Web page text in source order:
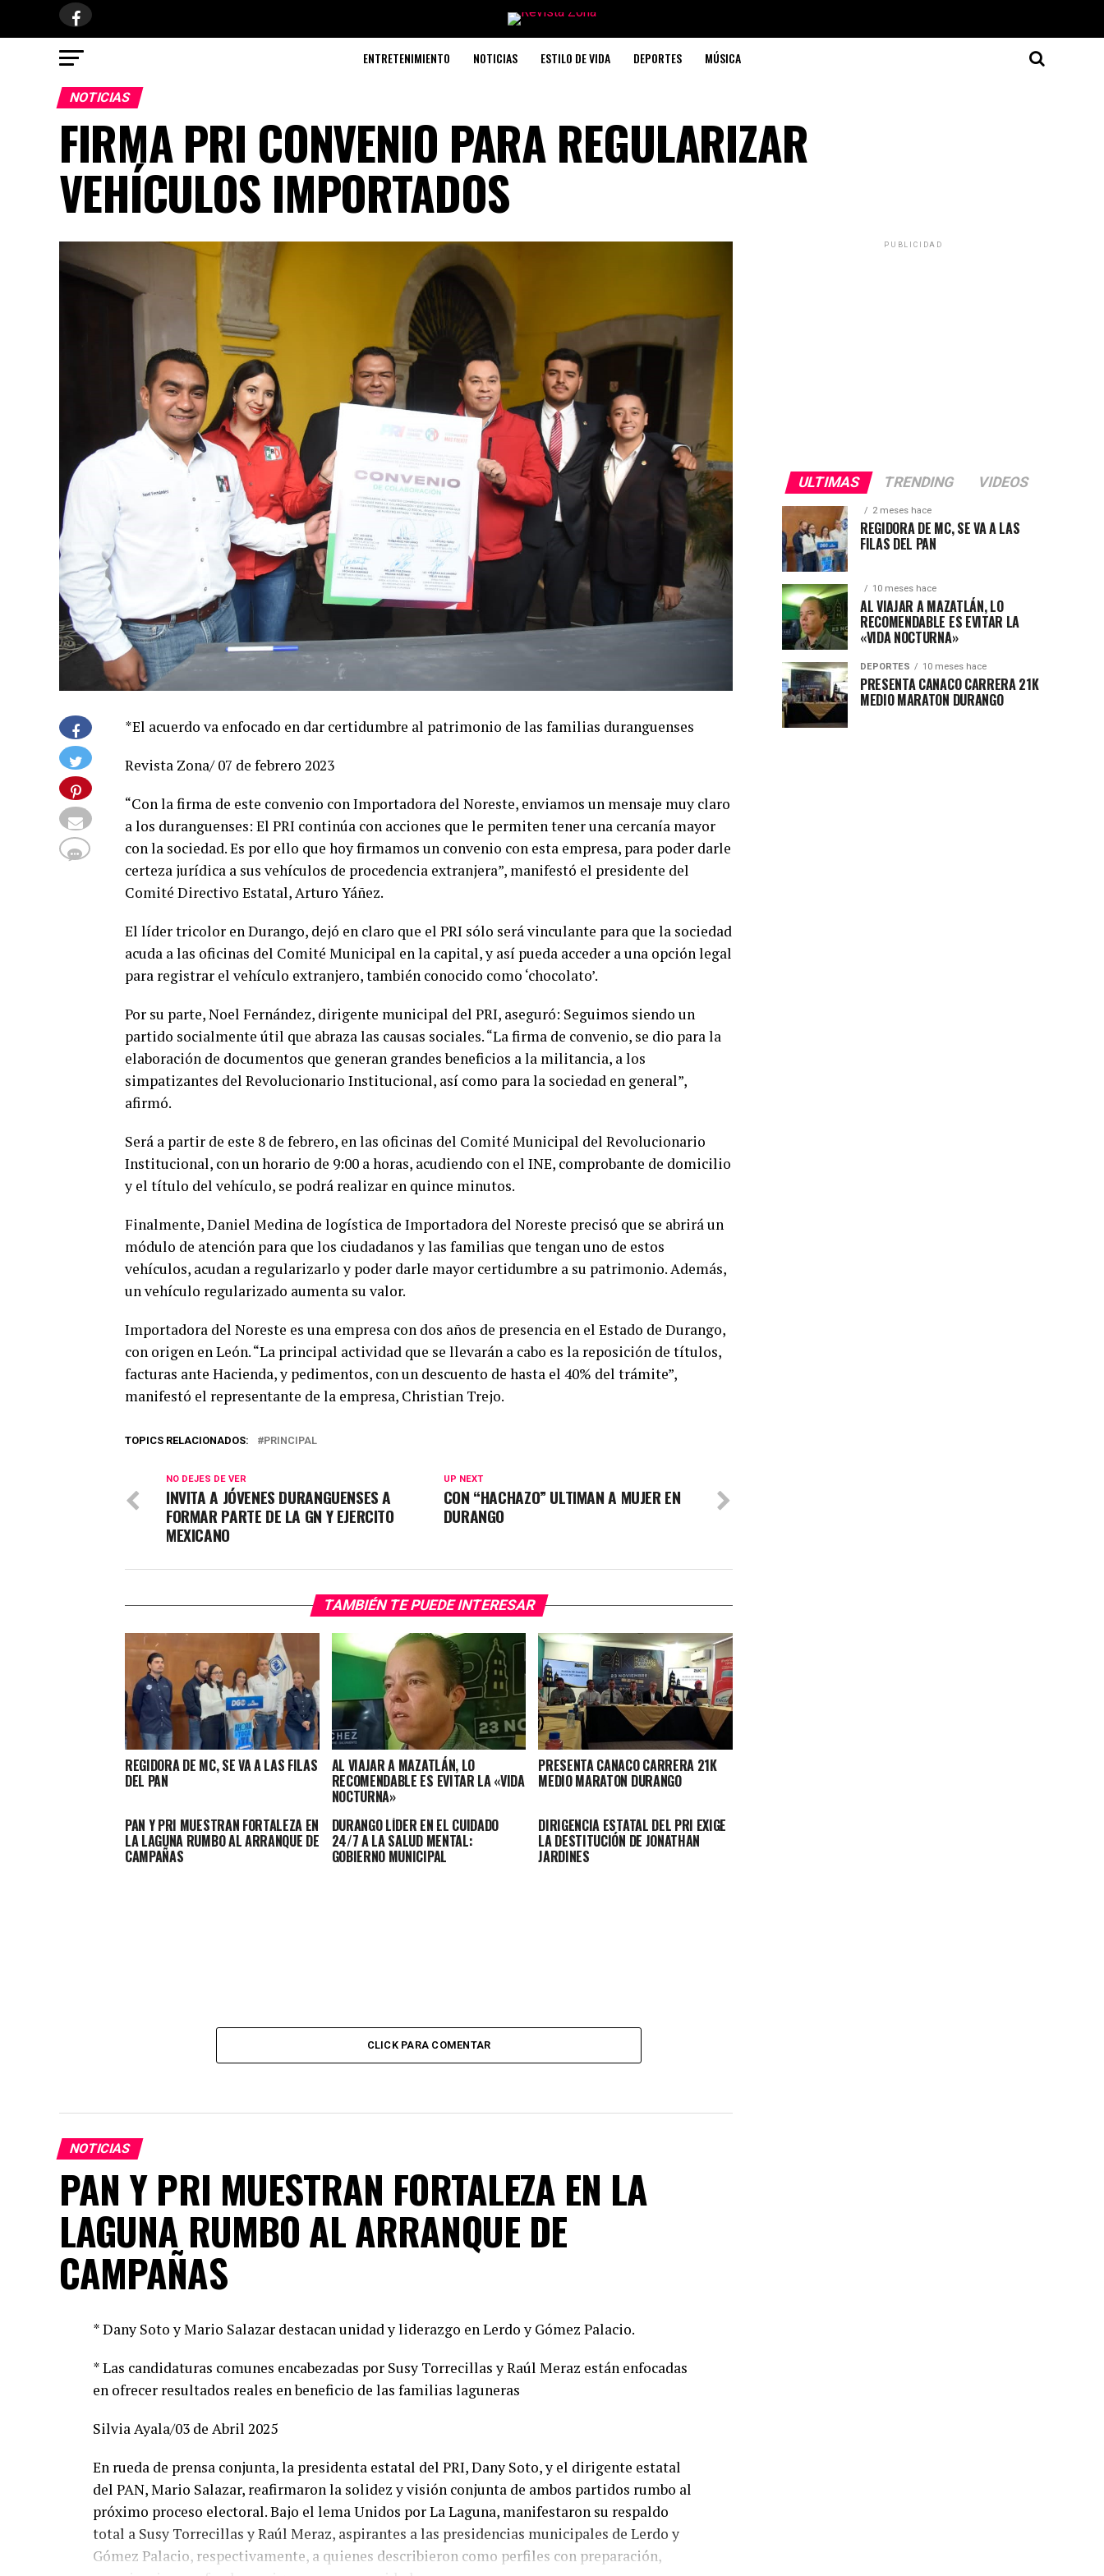
ENTRETENIMIENTO NOTICIAS ESTILO DE VIDA DEPORTES MÚSICA
NOTICIAS
FIRMA PRI CONVENIO PARA REGULARIZAR
VEHÍCULOS IMPORTADOS
*El acuerdo va enfocado en dar certidumbre al patrimonio de las familias duranguenses
Revista Zona/ 07 de febrero 2023
“Con la firma de este convenio con Importadora del Noreste, enviamos un mensaje muy claro
a los duranguenses: El PRI continúa con acciones que le permiten tener una cercanía mayor
con la sociedad. Es por ello que hoy firmamos un convenio con esta empresa, para poder darle
certeza jurídica a sus vehículos de procedencia extranjera”, manifestó el presidente del
Comité Directivo Estatal, Arturo Yáñez.
El líder tricolor en Durango, dejó en claro que el PRI sólo será vinculante para que la sociedad
acuda a las oficinas del Comité Municipal en la capital, y así pueda acceder a una opción legal
para registrar el vehículo extranjero, también conocido como ‘chocolato’.
Por su parte, Noel Fernández, dirigente municipal del PRI, aseguró: Seguimos siendo un
partido socialmente útil que abraza las causas sociales. “La firma de convenio, se dio para la
elaboración de documentos que generan grandes beneficios a la militancia, a los
simpatizantes del Revolucionario Institucional, así como para la sociedad en general”,
afirmó.
Será a partir de este 8 de febrero, en las oficinas del Comité Municipal del Revolucionario
Institucional, con un horario de 9:00 a horas, acudiendo con el INE, comprobante de domicilio
y el título del vehículo, se podrá realizar en quince minutos.
Finalmente, Daniel Medina de logística de Importadora del Noreste precisó que se abrirá un
módulo de atención para que los ciudadanos y las familias que tengan uno de estos
vehículos, acudan a regularizarlo y poder darle mayor certidumbre a su patrimonio. Además,
un vehículo regularizado aumenta su valor.
Importadora del Noreste es una empresa con dos años de presencia en el Estado de Durango,
con origen en León. “La principal actividad que se llevarán a cabo es la reposición de títulos,
facturas ante Hacienda, y pedimentos, con un descuento de hasta el 40% del trámite”,
manifestó el representante de la empresa, Christian Trejo.
TOPICS RELACIONADOS: PRINCIPAL
UP NEXT
CON “HACHAZO” ULTIMAN A MUJER EN
DURANGO
NO DEJES DE VER
INVITA A JÓVENES DURANGUENSES A
FORMAR PARTE DE LA GN Y EJERCITO
MEXICANO
TAMBIÉN TE PUEDE INTERESAR
REGIDORA DE MC, SE VA A LAS FILAS
DEL PAN
AL VIAJAR A MAZATLÁN, LO
RECOMENDABLE ES EVITAR LA «VIDA
NOCTURNA»
PRESENTA CANACO CARRERA 21K
MEDIO MARATON DURANGO
PAN Y PRI MUESTRAN FORTALEZA EN
LA LAGUNA RUMBO AL ARRANQUE DE
CAMPAÑAS
DURANGO LÍDER EN EL CUIDADO
24/7 A LA SALUD MENTAL:
GOBIERNO MUNICIPAL
DIRIGENCIA ESTATAL DEL PRI EXIGE
LA DESTITUCIÓN DE JONATHAN
JARDINES
CLICK PARA COMENTAR
NOTICIAS
PAN Y PRI MUESTRAN FORTALEZA EN LA
LAGUNA RUMBO AL ARRANQUE DE
CAMPAÑAS
* Dany Soto y Mario Salazar destacan unidad y liderazgo en Lerdo y Gómez Palacio.
* Las candidaturas comunes encabezadas por Susy Torrecillas y Raúl Meraz están enfocadas
en ofrecer resultados reales en beneficio de las familias laguneras
Silvia Ayala/03 de Abril 2025
En rueda de prensa conjunta, la presidenta estatal del PRI, Dany Soto, y el dirigente estatal
del PAN, Mario Salazar, reafirmaron la solidez y visión conjunta de ambos partidos rumbo al
próximo proceso electoral. Bajo el lema Unidos por La Laguna, manifestaron su respaldo
total a Susy Torrecillas y Raúl Meraz, aspirantes a las presidencias municipales de Lerdo y
Gómez Palacio, respectivamente, a quienes describieron como perfiles con preparación,
PUBLICIDAD
ULTIMAS TRENDING VIDEOS
2 meses hace
REGIDORA DE MC, SE VA A LAS
FILAS DEL PAN
10 meses hace
AL VIAJAR A MAZATLÁN, LO
RECOMENDABLE ES EVITAR LA
«VIDA NOCTURNA»
DEPORTES 10 meses hace
PRESENTA CANACO CARRERA 21K
MEDIO MARATON DURANGO